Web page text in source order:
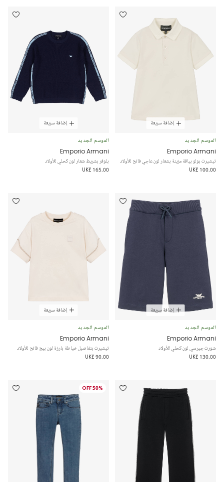
إضافة سريعة
الموسم الجديد
Emporio Armani
تيشيرت بولو بياقة مزينة بشعار لون عاجي فاتح للأولاد
UK£ 100.00
إضافة سريعة
الموسم الجديد
Emporio Armani
بلوفر بشريط شعار لون كحلي للأولاد
UK£ 165.00
إضافة سريعة
الموسم الجديد
Emporio Armani
شورت جيرسي لون كحلي للأولاد
UK£ 130.00
إضافة سريعة
الموسم الجديد
Emporio Armani
تيشيرت بتفاصيل خياطة بارزة لون بيج فاتح للأولاد
UK£ 90.00
50% OFF